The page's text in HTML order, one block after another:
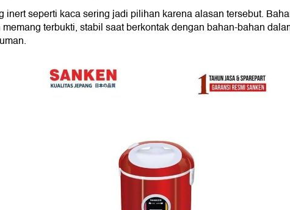
inert seperti kaca sering jadi pilihan karena alasan tersebut.
terbukti, stabil saat berkontak dengan bahan-bahan